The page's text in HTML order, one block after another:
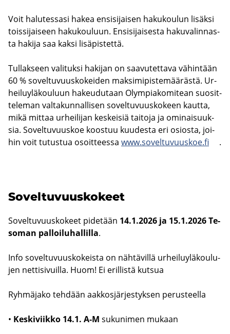
Voit ha­lu­tes­sa­si hakea en­si­si­jai­sen ha­ku­kou­lun li­säk­si
tois­si­jai­seen ha­ku­kou­luun. En­si­si­jai­ses­ta ha­ku­va­lin­nas­
ta ha­ki­ja saa kaksi li­sä­pis­tet­tä.
Tul­lak­seen va­li­tuk­si ha­ki­jan on saa­vu­tet­ta­va vä­hin­tään
60 % so­vel­tu­vuus­ko­kei­den mak­si­mi­pis­te­mää­räs­tä. Ur­
hei­lu­ylä­kou­luun ha­keu­du­taan Olym­pia­ko­mi­tean suo­sit­
te­le­man val­ta­kun­nal­li­sen so­vel­tu­vuus­ko­keen kaut­ta,
mikä mit­taa ur­hei­li­jan kes­kei­siä tai­to­ja ja omi­nai­suuk­
sia. So­vel­tu­vuus­koe koos­tuu kuu­des­ta eri osios­ta, joi­
hin voit tu­tus­tua osoit­tees­sa www.so­vel­tu­vuus­koe.fi .
So­vel­tu­vuus­ko­keet
So­vel­tu­vuus­ko­keet pi­de­tään 14.1.2026 ja 15.1.2026 Te­
so­man pal­loi­lu­hal­lil­la.
Info so­vel­tu­vuus­ko­keis­ta on näh­tä­vil­lä ur­hei­lu­ylä­kou­lu­
jen net­ti­si­vuil­la. Huom! Ei eril­lis­tä kut­sua
Ryh­mä­ja­ko teh­dään aak­kos­jär­jes­tyk­sen pe­rus­teel­la
• Kes­ki­viik­ko 14.1. A-M su­ku­ni­men mu­kaan